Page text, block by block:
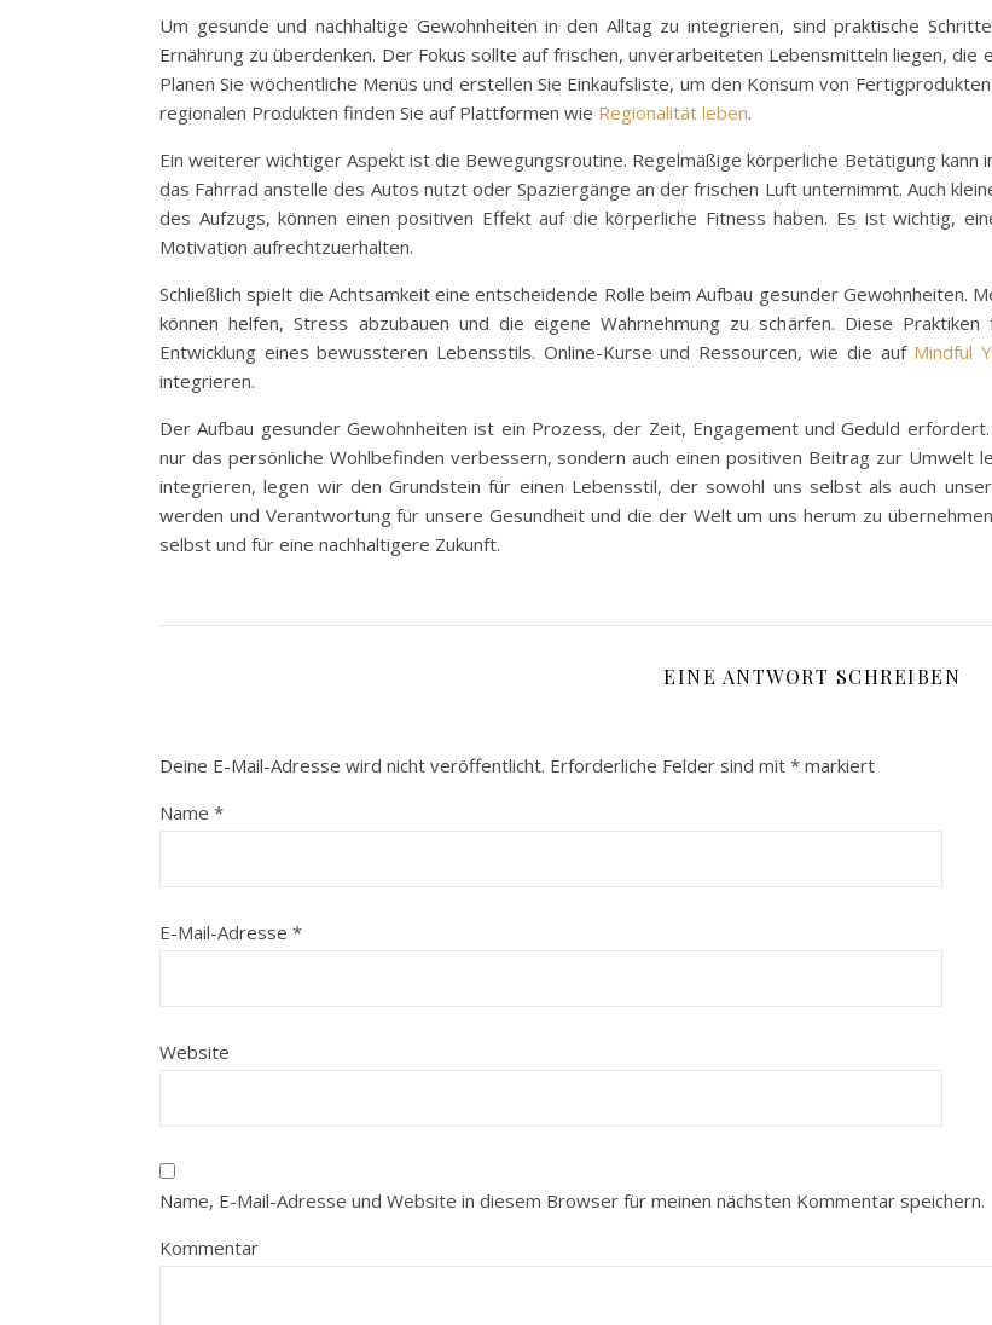
Um gesunde und nachhaltige Gewohnheiten in den Alltag zu integrieren, sind praktische
Ernährung zu überdenken. Der Fokus sollte auf frischen, unverarbeiteten Lebensmitteln liegen,
Planen Sie wöchentliche Menüs und erstellen Sie Einkaufsliste, um den Konsum von
regionalen Produkten finden Sie auf Plattformen wie Regionalität leben.
Ein weiterer wichtiger Aspekt ist die Bewegungsroutine. Regelmäßige körperliche Betätigung
das Fahrrad anstelle des Autos nutzt oder Spaziergänge an der frischen Luft unternimmt. Auch
des Aufzugs, können einen positiven Effekt auf die körperliche Fitness haben. Es ist wichtig,
Motivation aufrechtzuerhalten.
Schließlich spielt die Achtsamkeit eine entscheidende Rolle beim Aufbau gesunder Gewohnheiten.
können helfen, Stress abzubauen und die eigene Wahrnehmung zu schärfen. Diese
Entwicklung eines bewussteren Lebensstils. Online-Kurse und Ressourcen, wie die auf Mindful
integrieren.
Der Aufbau gesunder Gewohnheiten ist ein Prozess, der Zeit, Engagement und Geduld
nur das persönliche Wohlbefinden verbessern, sondern auch einen positiven Beitrag zur Umwelt
integrieren, legen wir den Grundstein für einen Lebensstil, der sowohl uns selbst als auch
werden und Verantwortung für unsere Gesundheit und die der Welt um uns herum zu
selbst und für eine nachhaltigere Zukunft.
EINE ANTWORT SCHREIBEN
Deine E-Mail-Adresse wird nicht veröffentlicht. Erforderliche Felder sind mit * markiert
Name *
E-Mail-Adresse *
Website
Name, E-Mail-Adresse und Website in diesem Browser für meinen nächsten Kommentar speichern.
Kommentar